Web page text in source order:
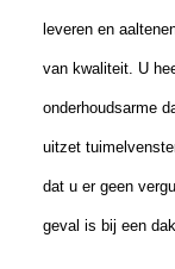
leveren en
van kwaliteit. U
onderhoudsarme
uitzet
dat u er geen
geval is bij een